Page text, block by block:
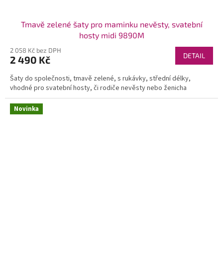
Tmavě zelené šaty pro maminku nevěsty, svatební
hosty midi 9890M
2 058 Kč bez DPH
2 490 Kč DETAIL
Šaty do společnosti, tmavě zelené, s rukávky, střední délky,
vhodné pro svatební hosty, či rodiče nevěsty nebo ženicha
Novinka